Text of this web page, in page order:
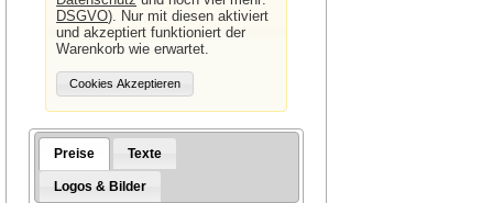
DSGVO). Nur mit diesen aktiviert
und akzeptiert funktioniert der
Warenkorb wie erwartet.
Preise Texte
Logos & Bilder